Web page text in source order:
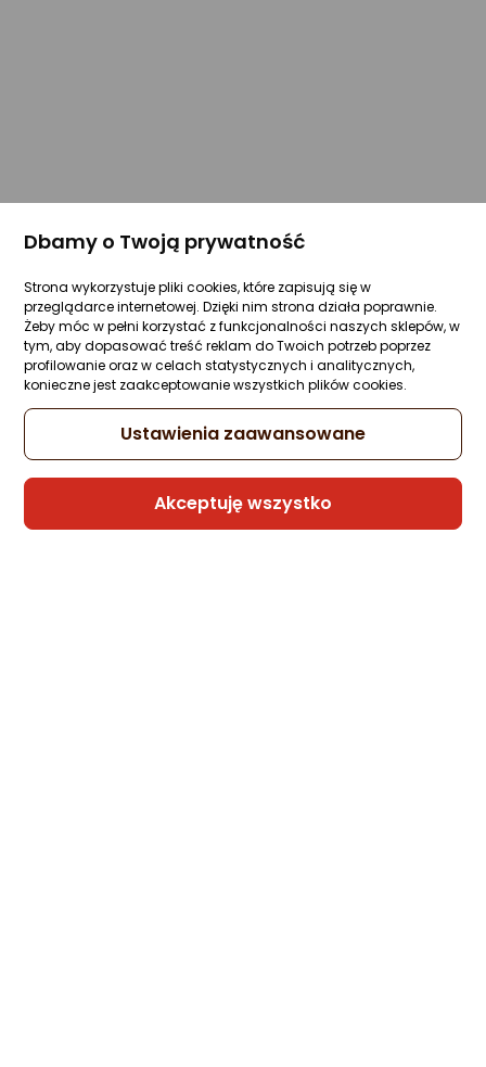
Dbamy o Twoją prywatność
Strona wykorzystuje pliki cookies, które zapisują się w
przeglądarce internetowej. Dzięki nim strona działa poprawnie.
Żeby móc w pełni korzystać z funkcjonalności naszych sklepów, w
tym, aby dopasować treść reklam do Twoich potrzeb poprzez
profilowanie oraz w celach statystycznych i analitycznych,
konieczne jest zaakceptowanie wszystkich plików cookies.
Ustawienia zaawansowane
Akceptuję wszystko